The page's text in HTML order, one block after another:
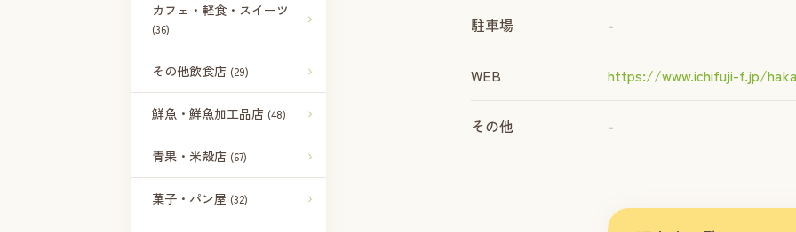
カフェ・軽食・スイーツ
(36)
その他飲食店 (29)
鮮魚・鮮魚加工品店 (48)
青果・米殻店 (67)
菓子・パン屋 (32)
駐車場 -
WEB https://www.ichifuji-f.jp/
その他 -